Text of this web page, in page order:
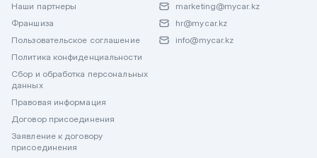
Наши партнеры
Франшиза
Пользовательское соглашение
Политика конфиденциальности
Сбор и обработка персональных
данных
Правовая информация
Договор присоединения
Заявление к договору
присоединения
marketing@mycar.kz
hr@mycar.kz
info@mycar.kz